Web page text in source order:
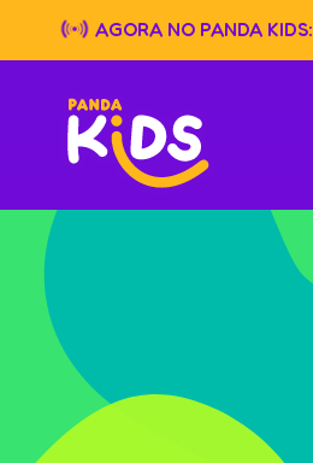
content
AGORA NO PANDA KIDS: